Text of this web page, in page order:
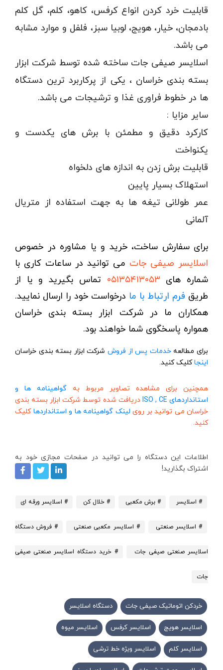
بلانچرها و سرخ کن ها
اواپراتورها
سکوهای پخت ، فرموله و تغلیظ
پری هیتر و پاستورها
بسته بندی
دربندها ، قطعات و ملزومات
پرکن ها ( فیلرها )
اگزاست
کنترل ، بازرسی و توزین
تونل های سردکن ، آبزدایی و خلاء
دستگاه های بسته بندی نهایی
خطوط تولید
خطوط تولید صفر تا صد
سکوی پوست گیر ، خلال و هسته گیر
سکوی پوست گیری ، خلال و هسته گیری
تمامی تولیدات
برای مشاهده کلیک کنید!
قابلیت خرد کردن انواع کرفس، کاهو، کلم، گل کلم
بادمجان، خیار، هویج، لوبیا سبز، فلفل و موارد مشابه
می باشد.
اسلایسر صیفی جات ساخته شده توسط شرکت ابزار
بسته بندی خراسان ، یکی از پرکاربرد ترین دستگاه
ها در خطوط فراوری غذا و ترشیجات می باشد.
سایر مزایا :
کارکرد دقیق و مطمئن با برش های یکدست و
یکنواخت
قابلیت برش زدن به اندازه های دلخواه
استهلاک بسیار پایین
عمر طولانی تیغه ها به جهت استفاده از متریال
آلمانی
برای سفارش ساخت، خرید و یا مشاوره در خصوص
اسلایسر صیفی جات می توانید در ساعات کاری با
شماره های ۰۵۱۳۵۴۱۳۰۵۳ تماس بگیرید و یا از
طریق فرم ارتباط با ما درخواست خود را ارسال نمایید.
همکاران ما در شرکت ابزار بسته بندی خراسان
همواره پاسخگوی شما خواهند بود.
برای مطالعهخدمات پس از فروش شرکت ابزار بسته بندی خراسان
اینجاکلیک کنید.
همچنین برای مشاهده تصاویر مربوط به گواهینامه ها و
استانداردهای ISO , CE
دریافت شده توسط شرکت ابزار بسته بندی
خراسان می توانید بر روی لینک گواهینامه ها و استانداردهاکلیک
کنید.
اطلاعات این دستگاه را می توانید در صفحات مجازی خود به
اشتراک بگذارید!
# اسلایسر # برش مکعبی # خلال کن # اسلایسر ورقه ای
# اسلایسر صنعتی # اسلایسر مکعبی صنعتی # فروش دستگاه
اسلایسر صنعتی صیفی جات # خرید دستگاه اسلایسر صنعتی صیفی
جات
خردکن اتوماتیک صیفی جات دستگاه اسلایسر
اسلایسر هویج اسلایسر کرفس اسلایسر میوه
اسلایسر کلم اسلایسر ویژه خط ترشی